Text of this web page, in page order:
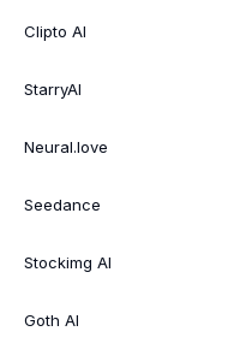
Clipto AI
StarryAI
Neural.love
Seedance
Stockimg AI
Goth AI